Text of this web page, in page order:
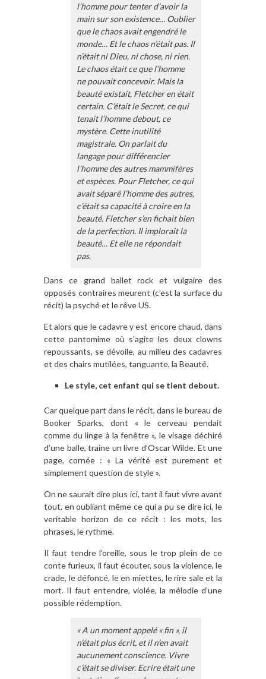
l’homme pour tenter d’avoir la
main sur son existence… Oublier
que le chaos avait engendré le
monde… Et le chaos n’était pas. Il
n’était ni Dieu, ni chose, ni rien.
Le chaos était ce que l’homme
ne pouvait concevoir. Mais la
beauté existait, Fletcher en était
certain. C’était le Secret, ce qui
tenait l’homme debout, ce
mystère. Cette inutilité
magistrale. On parlait du
langage pour différencier
l’homme des autres mammifères
et espèces. Pour Fletcher, ce qui
avait séparé l’homme des autres,
c’était sa capacité à croire en la
beauté. Fletcher s’en fichait bien
de la perfection. Il implorait la
beauté… Et elle ne répondait
pas.
Dans ce grand ballet rock et vulgaire des
opposés contraires meurent (c’est la surface du
récit) la psyché et le rêve US.
Et alors que le cadavre y est encore chaud, dans
cette pantomime où s’agite les deux clowns
repoussants, se dévoile, au milieu des cadavres
et des chairs mutilées, tanguante, la Beauté.
Le style, cet enfant qui se tient debout.
Car quelque part dans le récit, dans le bureau de
Booker Sparks, dont « le cerveau pendait
comme du linge à la fenêtre », le visage déchiré
d’une balle, traine un livre d’Oscar Wilde. Et une
page, cornée : « La vérité est purement et
simplement question de style ».
On ne saurait dire plus ici, tant il faut vivre avant
tout, en oubliant même ce qui a pu se dire ici, le
veritable horizon de ce récit : les mots, les
phrases, le rythme.
Il faut tendre l’oreille, sous le trop plein de ce
conte furieux, il faut écouter, sous la violence, le
crade, le défoncé, le en miettes, le rire sale et la
mort. Il faut entendre, violée, la mélodie d’une
possible rédemption.
« A un moment appelé « fin », il
n’était plus écrit, et il n’en avait
aucunement conscience. Vivre
c’était se diviser. Ecrire était une